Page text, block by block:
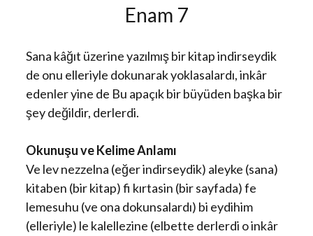
Ezidilik
Hinduizm
Enam 7
Sana kâğıt üzerine yazılmış bir kitap indirseydik
de onu elleriyle dokunarak yoklasalardı, inkâr
edenler yine de Bu apaçık bir büyüden başka bir
şey değildir, derlerdi.
Okunuşu ve Kelime Anlamı
Ve lev nezzelna (eğer indirseydik) aleyke (sana)
kitaben (bir kitap) fi kırtasin (bir sayfada) fe
lemesuhu (ve ona dokunsalardı) bi eydihim
(elleriyle) le kalellezine (elbette derlerdi o inkâr